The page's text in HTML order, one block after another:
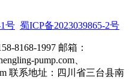
号 蜀ICP备2023039865-2号
8168-1997 邮箱：
pump.com、
联系地址：四川省三台县南